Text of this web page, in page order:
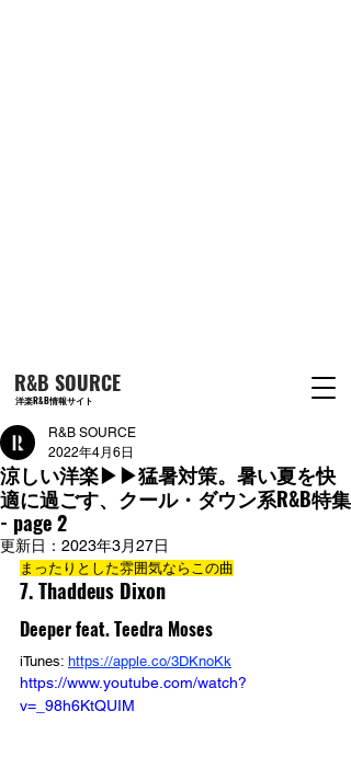
R&B SOURCE
洋楽R&B情報サイト
涼しい洋楽▶︎▶︎猛暑対策。暑い夏を快
適に過ごす、クール・ダウン系R&B特集
- page 2
R&B SOURCE
2022年4月6日
更新日： 2023年3月27日
まったりとした雰囲気ならこの曲
7. Thaddeus Dixon
Deeper feat. Teedra Moses
iTunes: https://apple.co/3DKnoKk
https://www.youtube.com/watch?
v=_98h6KtQUIM